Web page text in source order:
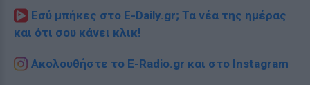
Εσύ μπήκες στο E-Daily.gr; Τα νέα της ημέρας
και ότι σου κάνει κλικ!
Ακολουθήστε το E-Radio.gr και στο Instagram